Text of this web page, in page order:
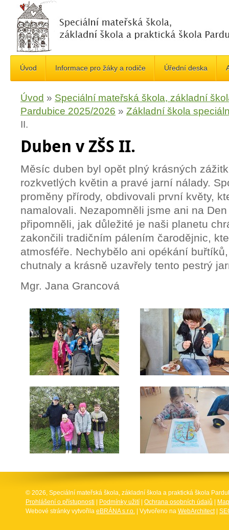
Úvod Informace pro žáky a rodiče Úřední deska
Úvod » Speciální mateřská škola, základní
Pardubice 2025/2026 » Základní škola
II.
Duben v ZŠS II.
Měsíc duben byl opět plný krásných
rozkvetlých květin a pravé jarní nálady.
proměny přírody, obdivovali první květy,
namalovali. Nezapomněli jsme ani na
připomněli, jak důležité je naši planetu
zakončili tradičním pálením čarodějnic,
atmosféře. Nechybělo ani opékání
chutnaly a krásně uzavřely tento pestrý
Mgr. Jana Grancová
© 2026, Speciální mateřská škola, základní škola a praktická škola
Prohlášení o přístupnosti
Podmínky užití Ochrana osobních údajů
Webové stránky vytvořila eBRÁNA s.r.o. | Vytvořeno na WebArchitect|